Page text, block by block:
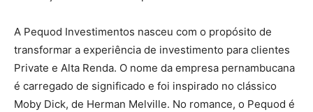
A Pequod Investimentos nasceu com o propósito de
transformar a experiência de investimento para clientes
Private e Alta Renda. O nome da empresa pernambucana
é carregado de significado e foi inspirado no clássico
Moby Dick, de Herman Melville. No romance, o Pequod é